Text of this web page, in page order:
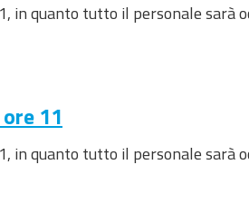
in quanto tutto il personale sarà
11
in quanto tutto il personale sarà